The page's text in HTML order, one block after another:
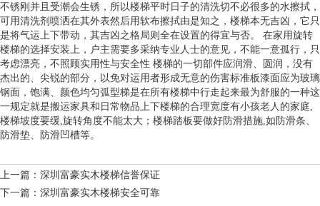
不锈刚并且受潮会生锈，所以楼梯平时日子的清洗切不必很多的水擦拭，
可用清洗剂喷洒在其外表然后用软布擦拭由是知之，楼梯本无吉凶，它只
是将气运上下带动，其吉凶之格局则全在设置的得宜与否。 在家用旋转
楼梯的选择安装上，户主需要多采纳专业人士的意见，不能一意孤行，只
考虑漂亮，不照顾实用性与安全性 楼梯的一切部件应润滑、圆润，没有
杰出的、尖锐的部分，以免对运用者形成无意的伤害标准板漆面应为玻璃
钢面，饱满、颜色均匀弧型梯是在所有楼梯中行走起来最为舒服的一种这
一规定就是搬运家具和日常物品上下楼梯的合理宽度有小孩老人的家庭,
楼梯坡度要缓,旋转角度不能太大；楼梯踏板要做好防滑措施,如防滑条、
防滑垫、防滑凹槽等。
上一篇：深圳富豪实木楼梯信誉保证
下一篇：深圳富豪实木楼梯安全可靠